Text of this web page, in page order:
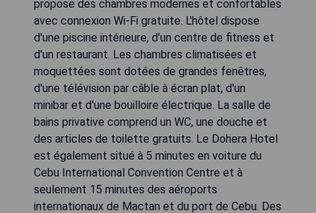
propose des chambres modernes et confortables
avec connexion Wi-Fi gratuite. L'hôtel dispose
d'une piscine intérieure, d'un centre de fitness et
d'un restaurant. Les chambres climatisées et
moquettées sont dotées de grandes fenêtres,
d'une télévision par câble à écran plat, d'un
minibar et d'une bouilloire électrique. La salle de
bains privative comprend un WC, une douche et
des articles de toilette gratuits. Le Dohera Hotel
est également situé à 5 minutes en voiture du
Cebu International Convention Centre et à
seulement 15 minutes des aéroports
internationaux de Mactan et du port de Cebu. Des